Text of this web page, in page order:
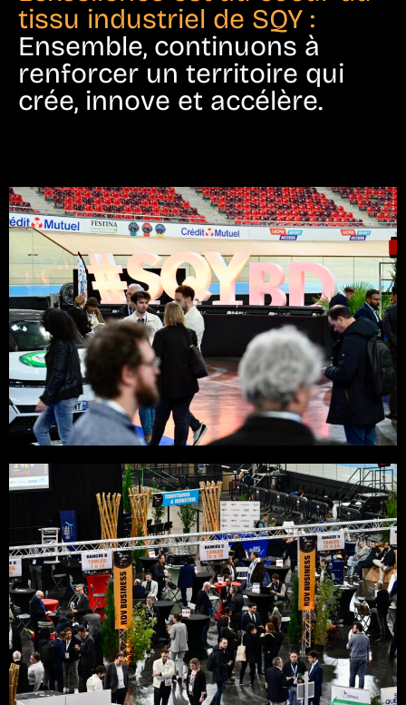
tissu industriel de SQY :
Ensemble, continuons à
renforcer un territoire qui
crée, innove et accélère.